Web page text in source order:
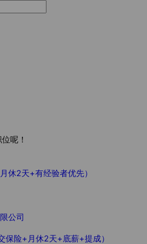
呢！
休2天+有经验者优先）
公司
保险+月休2天+底薪+提成）